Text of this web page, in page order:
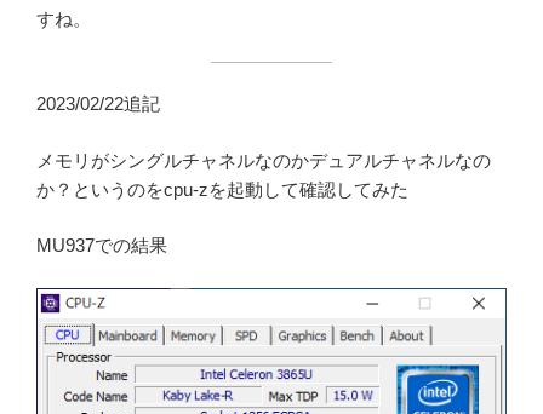
すね。
2023/02/22追記
メモリがシングルチャネルなのかデュアルチャネルなの
か？というのをcpu-zを起動して確認してみた
MU937での結果